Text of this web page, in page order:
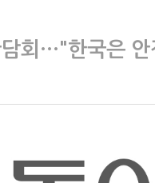
회…"한국은 안